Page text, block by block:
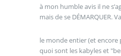
à mon humble avis il ne
mais de se DÉMARQUER.
le monde entier (et encore
quoi sont les kabyles et